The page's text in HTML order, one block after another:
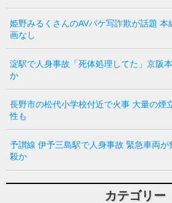
姫野みるくさんのAVパケ写詐欺が話題 本
画なし
淀駅で人身事故「死体処理してた」京阪
か
長野市の松代小学校付近で火事 大量の煙
性も
予讃線 伊予三島駅で人身事故 緊急車両が
殺か
カテゴリー